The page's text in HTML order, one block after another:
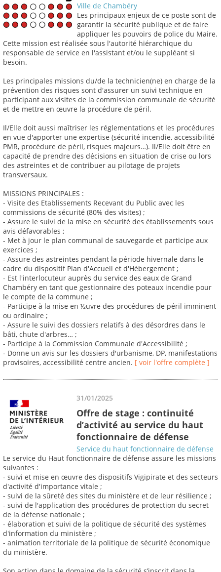
Ville de Chambéry
Les principaux enjeux de ce poste sont de
garantir la sécurité publique et de faire
appliquer les pouvoirs de police du Maire.
Cette mission est réalisée sous l'autorité hiérarchique du
responsable de service en l'assistant et/ou le suppléant si
besoin.
Les principales missions du/de la technicien(ne) en charge de la
prévention des risques sont d'assurer un suivi technique en
participant aux visites de la commission communale de sécurité
et de mettre en œuvre la procédure de péril.
Il/Elle doit aussi maîtriser les réglementations et les procédures
en vue d'apporter une expertise (sécurité incendie, accessibilité
PMR, procédure de péril, risques majeurs…). Il/Elle doit être en
capacité de prendre des décisions en situation de crise ou lors
des astreintes et de contribuer au pilotage de projets
transversaux.
MISSIONS PRINCIPALES :
- Visite des Etablissements Recevant du Public avec les
commissions de sécurité (80% des visites) ;
- Assure le suivi de la mise en sécurité des établissements sous
avis défavorables ;
- Met à jour le plan communal de sauvegarde et participe aux
exercices ;
- Assure des astreintes pendant la période hivernale dans le
cadre du dispositif Plan d'Accueil et d'Hébergement ;
- Est l'interlocuteur auprès du service des eaux de Grand
Chambéry en tant que gestionnaire des poteaux incendie pour
le compte de la commune ;
- Participe à la mise en ½uvre des procédures de péril imminent
ou ordinaire ;
- Assure le suivi des dossiers relatifs à des désordres dans le
bâti, chute d'arbres… ;
- Participe à la Commission Communale d'Accessibilité ;
- Donne un avis sur les dossiers d'urbanisme, DP, manifestations
provisoires, accessibilité centre ancien. [ voir l'offre complète ]
31/01/2025
Offre de stage : continuité
d’activité au service du haut
fonctionnaire de défense
Service du haut fonctionnaire de défense
Le service du Haut fonctionnaire de défense assure les missions
suivantes :
- suivi et mise en œuvre des dispositifs Vigipirate et des secteurs
d'activité d'importance vitale ;
- suivi de la sûreté des sites du ministère et de leur résilience ;
- suivi de l'application des procédures de protection du secret
de la défense nationale ;
- élaboration et suivi de la politique de sécurité des systèmes
d'information du ministère ;
- animation territoriale de la politique de sécurité économique
du ministère.